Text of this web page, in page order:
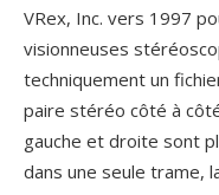
VRex, Inc. vers 1997
visionneuses
techniquement un
paire stéréo côté à
gauche et droite sont
dans une seule trame,